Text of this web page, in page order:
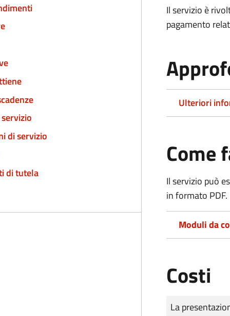
di servizio
di tutela
Il servizio è
pagamento
Ulteriori
Come
Il servizio può
in formato PDF.
Moduli da
Costi
Tipo di
Importo
La